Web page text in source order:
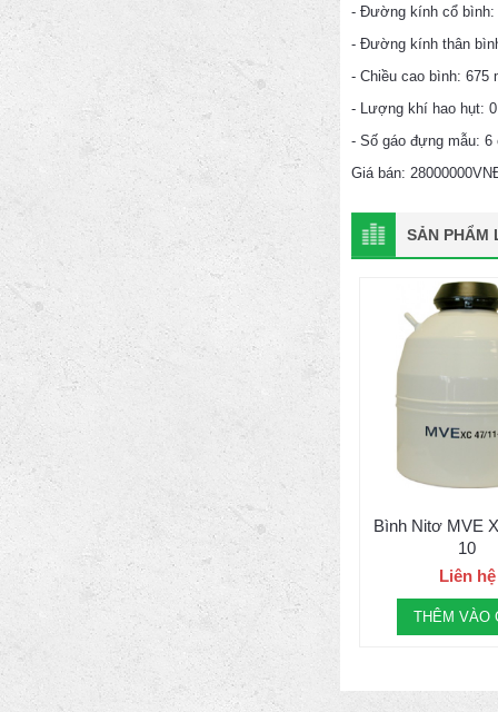
- Đường kính cổ bình:
- Đường kính thân
- Chiều cao bình: 675
- Lượng khí hao hụt:
- Số gáo đựng mẫu:
Giá bán:
SẢN PHẨM
Bình Nitơ MVE
10
Liên hệ
THÊM VÀO